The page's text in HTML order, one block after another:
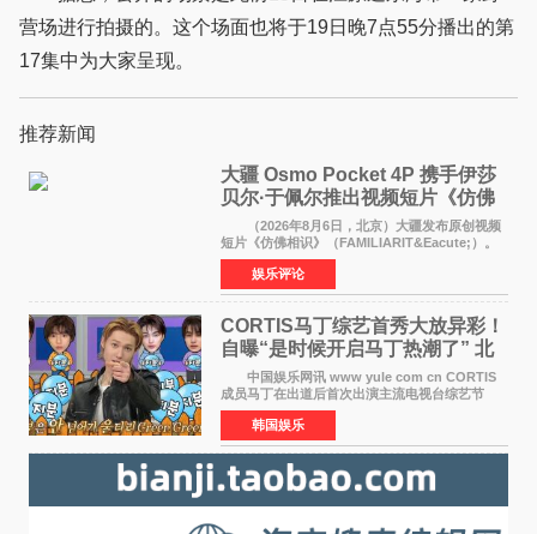
营场进行拍摄的。这个场面也将于19日晚7点55分播出的第
17集中为大家呈现。
推荐新闻
大疆 Osmo Pocket 4P 携手伊莎
贝尔·于佩尔推出视频短片《仿佛
相识》
（2026年8月6日，北京）大疆发布原创视频
短片《仿佛相识》（FAMILIARIT&Eacute;）。
视频短片由戛纳国际电影节最佳女演员伊莎贝尔·
于佩尔（Isabelle Huppert）主演，全程使用大
疆首款双主摄口
娱乐评论
CORTIS马丁综艺首秀大放异彩！
自曝“是时候开启马丁热潮了” 北
美巡演火热进行中
中国娱乐网讯 www yule com cn CORTIS
成员马丁在出道后首次出演主流电视台综艺节
目，展现了多才多艺的魅力。 马丁出演了5日
播出的MBC《Radio Star》Fashion与Passion
之间，I&lsquo;m
韩国娱乐